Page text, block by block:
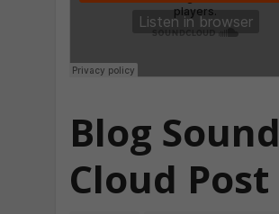
Blog Sound
Cloud Post